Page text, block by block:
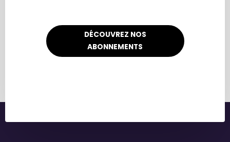
DÉCOUVREZ NOS
ABONNEMENTS